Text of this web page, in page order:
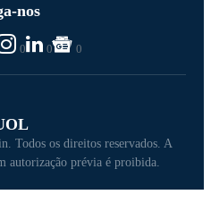
nos
0 0 0
Todos os direitos reservados. A
autorização prévia é proibida.